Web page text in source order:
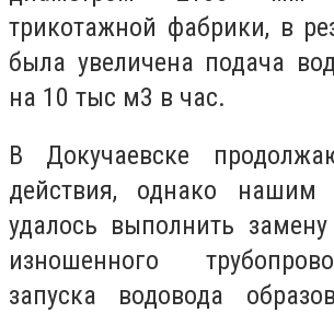
трикотажной фабрики, в
была увеличена подача
на 10 тыс м3 в час.
В Докучаевске
действия, однако нашим
удалось выполнить
изношенного
запуска водовода